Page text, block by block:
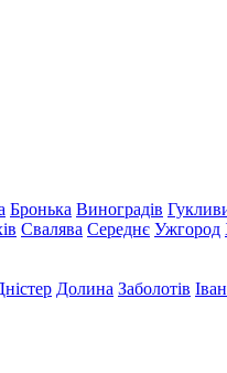
Бронька Виноградів
Свалява Середнє Ужгород
Долина Заболотів